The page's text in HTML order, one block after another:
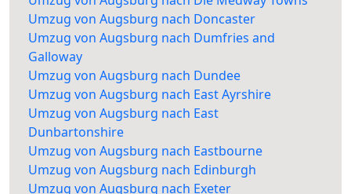
Umzug von Augsburg nach Doncaster
Umzug von Augsburg nach Dumfries and
Galloway
Umzug von Augsburg nach Dundee
Umzug von Augsburg nach East Ayrshire
Umzug von Augsburg nach East
Dunbartonshire
Umzug von Augsburg nach Eastbourne
Umzug von Augsburg nach Edinburgh
Umzug von Augsburg nach Exeter